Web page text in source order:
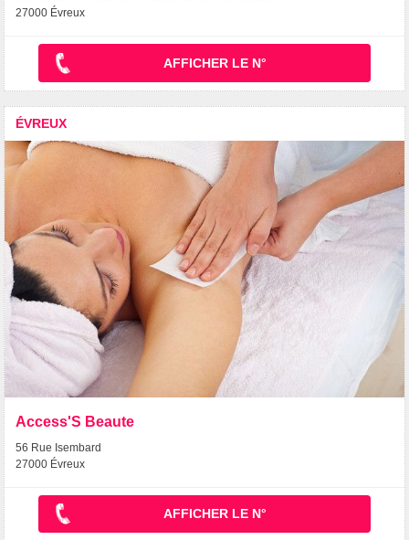
27000 Évreux
AFFICHER LE N°
ÉVREUX
Access'S Beaute
56 Rue Isembard
27000 Évreux
AFFICHER LE N°